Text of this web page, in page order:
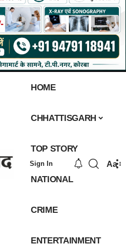
HOME
CHHATTISGARH
TOP STORY
NATIONAL
CRIME
ENTERTAINMENT
Sign In Aa